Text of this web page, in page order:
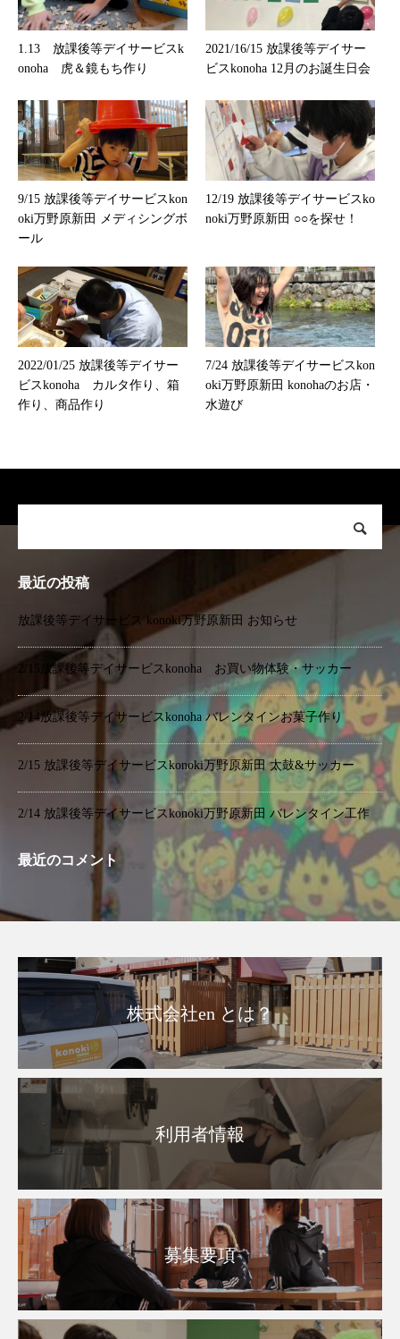
1.13 放課後等デイサービスk
onoha 虎＆鏡もち作り
2021/16/15 放課後等デイサー
ビスkonoha 12月のお誕生日会
9/15 放課後等デイサービスkon
oki万野原新田 メディシングボ
ール
12/19 放課後等デイサービスko
noki万野原新田 ○○を探せ！
2022/01/25 放課後等デイサー
ビスkonoha カルタ作り、箱
作り、商品作り
7/24 放課後等デイサービスkon
oki万野原新田 konohaのお店・
水遊び
最近の投稿
放課後等デイサービス konoki万野原新田 お知らせ
2/15放課後等デイサービスkonoha お買い物体験・サッカー
2/14放課後等デイサービスkonoha バレンタインお菓子作り
2/15 放課後等デイサービスkonoki万野原新田 太鼓&サッカー
2/14 放課後等デイサービスkonoki万野原新田 バレンタイン工作
最近のコメント
株式会社en とは？
利用者情報
募集要項